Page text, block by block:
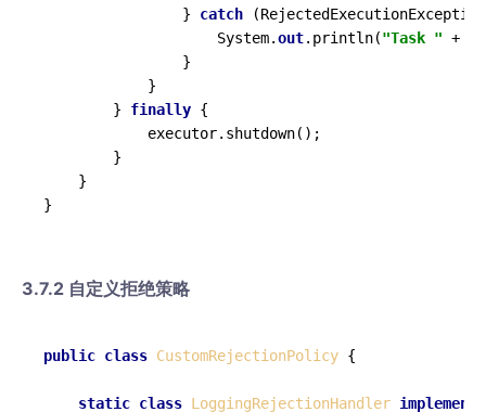
                }
catch
                    System.
out.println("Task " +
                }
            }
        }
finally {
            executor.shutdown();
        }
    }
3.7.2 自定义拒绝策略
public class CustomRejectionPolicy {
static class LoggingRejectionHandler implements